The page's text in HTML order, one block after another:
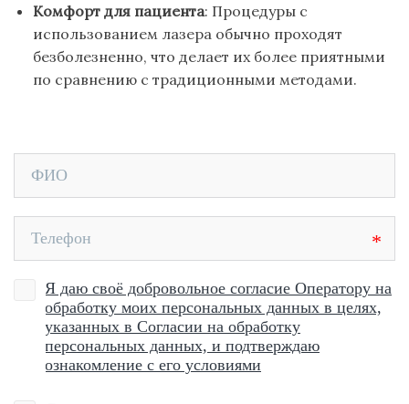
Комфорт для пациента: Процедуры с
использованием лазера обычно проходят
безболезненно, что делает их более приятными
по сравнению с традиционными методами.